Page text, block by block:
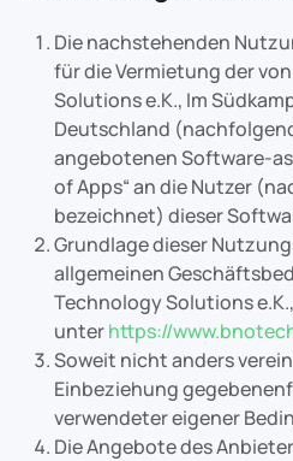
Die nachstehenden
für die Vermietung der
Solutions e.K., Im
Deutschland
angebotenen Software-
of Apps“ an die Nutzer
bezeichnet) dieser
Grundlage dieser
allgemeinen
Technology Solutions
unterhttps://
Soweit nicht anders
Einbeziehung
verwendeter eigener
Die Angebote des